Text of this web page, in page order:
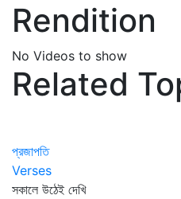
Rendition
No Videos to show
Related
প্রজাপতি
Verses
সকালে উঠেই দেখি